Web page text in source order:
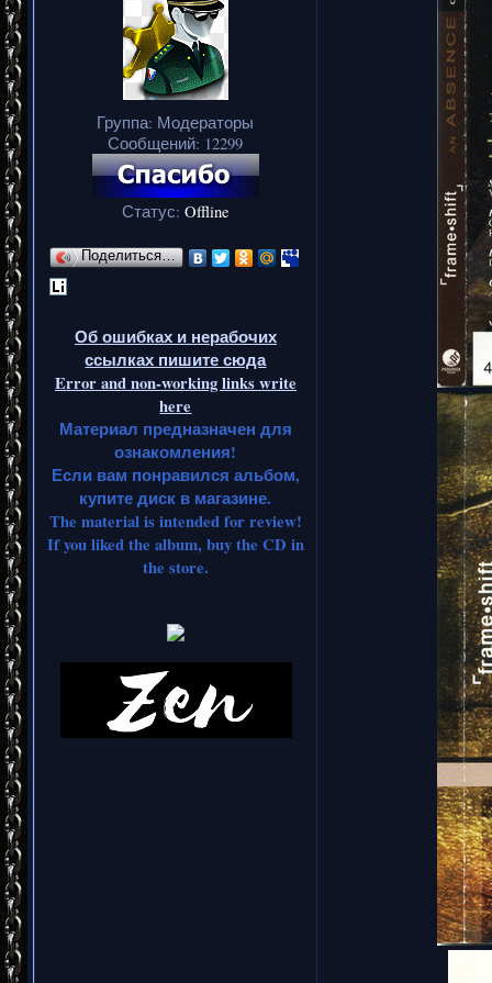
Группа: Модераторы
Сообщений: 12299
Статус: Offline
Поделиться…
Об ошибках и нерабочих
ссылках пишите сюда
Error and non-working links write
here
Материал предназначен для
ознакомления!
Если вам понравился альбом,
купите диск в магазине.
The material is intended for review!
If you liked the album, buy the CD in
the store.